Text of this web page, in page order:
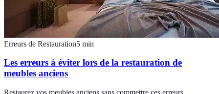
Erreurs de Restauration5 min
Les erreurs à éviter lors de la restauration de
meubles anciens
Restaurez vos meubles anciens sans commettre ces erreurs